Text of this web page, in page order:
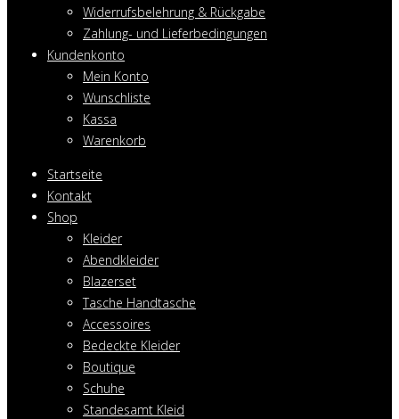
Widerrufsbelehrung & Rückgabe
Zahlung- und Lieferbedingungen
Kundenkonto
Mein Konto
Wunschliste
Kassa
Warenkorb
Startseite
Kontakt
Shop
Kleider
Abendkleider
Blazerset
Tasche Handtasche
Accessoires
Bedeckte Kleider
Boutique
Schuhe
Standesamt Kleid